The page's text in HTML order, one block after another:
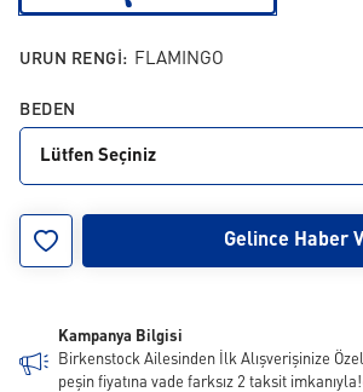
URUN RENGI: FLAMINGO
BEDEN
Lütfen Seçiniz
Gelince Haber
Kampanya Bilgisi
Birkenstock Ailesinden İlk Alışverişinize
peşin fiyatına vade farksız 2 taksit